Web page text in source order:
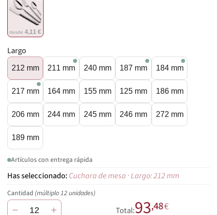
desde4,11 €
Largo
212 mm 211 mm 240 mm 187 mm 184 mm
217 mm 164 mm 155 mm 125 mm 186 mm
206 mm 244 mm 245 mm 246 mm 272 mm
189 mm
Artículos con entrega rápida
Cuchara de mesa · Largo: 212 mm
Cantidad (múltiplo 12 unidades)
− + Total:93,48€